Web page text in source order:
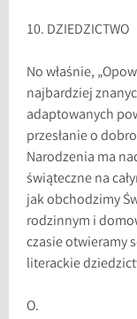
10. DZIEDZICTWO
No właśnie,
najbardziej
adaptowanych
przesłanie o
Narodzenia ma
świąteczne na
jak obchodzimy
rodzinnym i
czasie otwieramy
literackie
O.